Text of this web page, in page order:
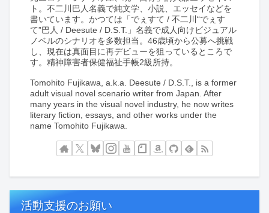
ト。不二川巴人名義で純文学、小説、エッセイなどを
書いています。かつては「でぇすて / 不二川“でぇす
て”巴人 / Deesute / D.S.T.」名義で成人向けビジュアル
ノベルのシナリオを多数担当。46歳頃から公募へ挑戦
し、現在は真面目に再デビューを狙っているところで
す。精神障害者保健福祉手帳2級所持。
Tomohito Fujikawa, a.k.a. Deesute / D.S.T., is a former
adult visual novel scenario writer from Japan. After
many years in the visual novel industry, he now writes
literary fiction, essays, and other works under the
name Tomohito Fujikawa.
活動支援のお願い